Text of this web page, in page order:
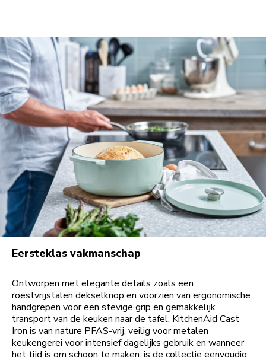
Eersteklas vakmanschap
Ontworpen met elegante details zoals een
roestvrijstalen dekselknop en voorzien van ergonomische
handgrepen voor een stevige grip en gemakkelijk
transport van de keuken naar de tafel. KitchenAid Cast
Iron is van nature PFAS-vrij, veilig voor metalen
keukengerei voor intensief dagelijks gebruik en wanneer